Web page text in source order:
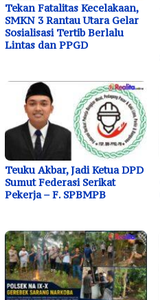
Tekan Fatalitas Kecelakaan,
SMKN 3 Rantau Utara Gelar
Sosialisasi Tertib Berlalu
Lintas dan PPGD
Teuku Akbar, Jadi Ketua DPD
Sumut Federasi Serikat
Pekerja – F. SPBMPB